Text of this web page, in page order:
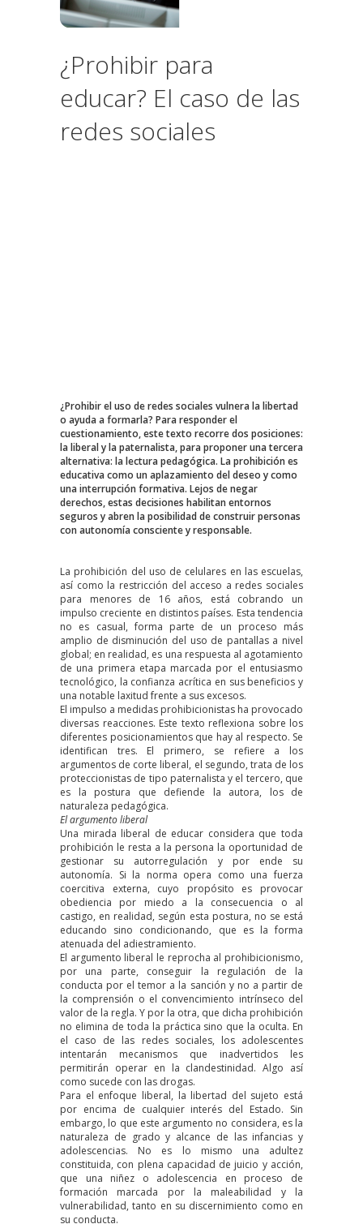
¿Prohibir para
educar? El caso de las
redes sociales
¿Prohibir el uso de redes sociales vulnera la libertad
o ayuda a formarla? Para responder el
cuestionamiento, este texto recorre dos posiciones:
la liberal y la paternalista, para proponer una tercera
alternativa: la lectura pedagógica. La prohibición es
educativa como un aplazamiento del deseo y como
una interrupción formativa. Lejos de negar
derechos, estas decisiones habilitan entornos
seguros y abren la posibilidad de construir personas
con autonomía consciente y responsable.
La prohibición del uso de celulares en las escuelas,
así como la restricción del acceso a redes sociales
para menores de 16 años, está cobrando un
impulso creciente en distintos países. Esta tendencia
no es casual, forma parte de un proceso más
amplio de disminución del uso de pantallas a nivel
global; en realidad, es una respuesta al agotamiento
de una primera etapa marcada por el entusiasmo
tecnológico, la confianza acrítica en sus beneficios y
una notable laxitud frente a sus excesos.
El impulso a medidas prohibicionistas ha provocado
diversas reacciones. Este texto reflexiona sobre los
diferentes posicionamientos que hay al respecto. Se
identifican tres. El primero, se refiere a los
argumentos de corte liberal, el segundo, trata de los
proteccionistas de tipo paternalista y el tercero, que
es la postura que defiende la autora, los de
naturaleza pedagógica.
El argumento liberal
Una mirada liberal de educar considera que toda
prohibición le resta a la persona la oportunidad de
gestionar su autorregulación y por ende su
autonomía. Si la norma opera como una fuerza
coercitiva externa, cuyo propósito es provocar
obediencia por miedo a la consecuencia o al
castigo, en realidad, según esta postura, no se está
educando sino condicionando, que es la forma
atenuada del adiestramiento.
El argumento liberal le reprocha al prohibicionismo,
por una parte, conseguir la regulación de la
conducta por el temor a la sanción y no a partir de
la comprensión o el convencimiento intrínseco del
valor de la regla. Y por la otra, que dicha prohibición
no elimina de toda la práctica sino que la oculta. En
el caso de las redes sociales, los adolescentes
intentarán mecanismos que inadvertidos les
permitirán operar en la clandestinidad. Algo así
como sucede con las drogas.
Para el enfoque liberal, la libertad del sujeto está
por encima de cualquier interés del Estado. Sin
embargo, lo que este argumento no considera, es la
naturaleza de grado y alcance de las infancias y
adolescencias. No es lo mismo una adultez
constituida, con plena capacidad de juicio y acción,
que una niñez o adolescencia en proceso de
formación marcada por la maleabilidad y la
vulnerabilidad, tanto en su discernimiento como en
su conducta.